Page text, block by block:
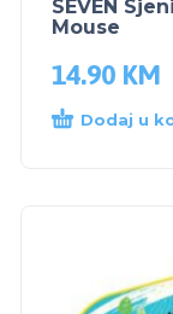
SEVEN
Mouse
14.90 KM
Dodaj u